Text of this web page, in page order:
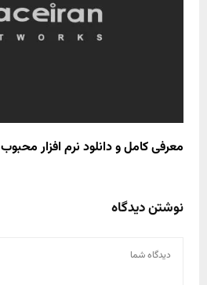
معرفی کامل و دانلود نرم افزار محبوب paper 53
نوشتن دیدگاه